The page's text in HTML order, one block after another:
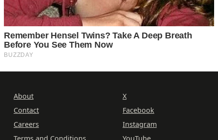
About
Contact
Careers
X
Facebook
Instagram